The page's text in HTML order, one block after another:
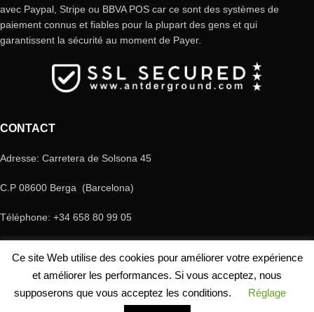
avec Paypal, Stripe ou BBVA POS car ce sont des systèmes de
paiement connus et fiables pour la plupart des gens et qui
garantissent la sécurité au moment de Payer.
CONTACT
Adresse: Carretera de Solsona 45
C.P 08600 Berga (Barcelona)
Téléphone: +34 658 80 99 05
© Copyright Antderground 2017- 2024 ---> Nucli zoologic: 9015-1457203/2021
Ce site Web utilise des cookies pour améliorer votre expérience
et améliorer les performances. Si vous acceptez, nous
supposerons que vous acceptez les conditions.
Réglage